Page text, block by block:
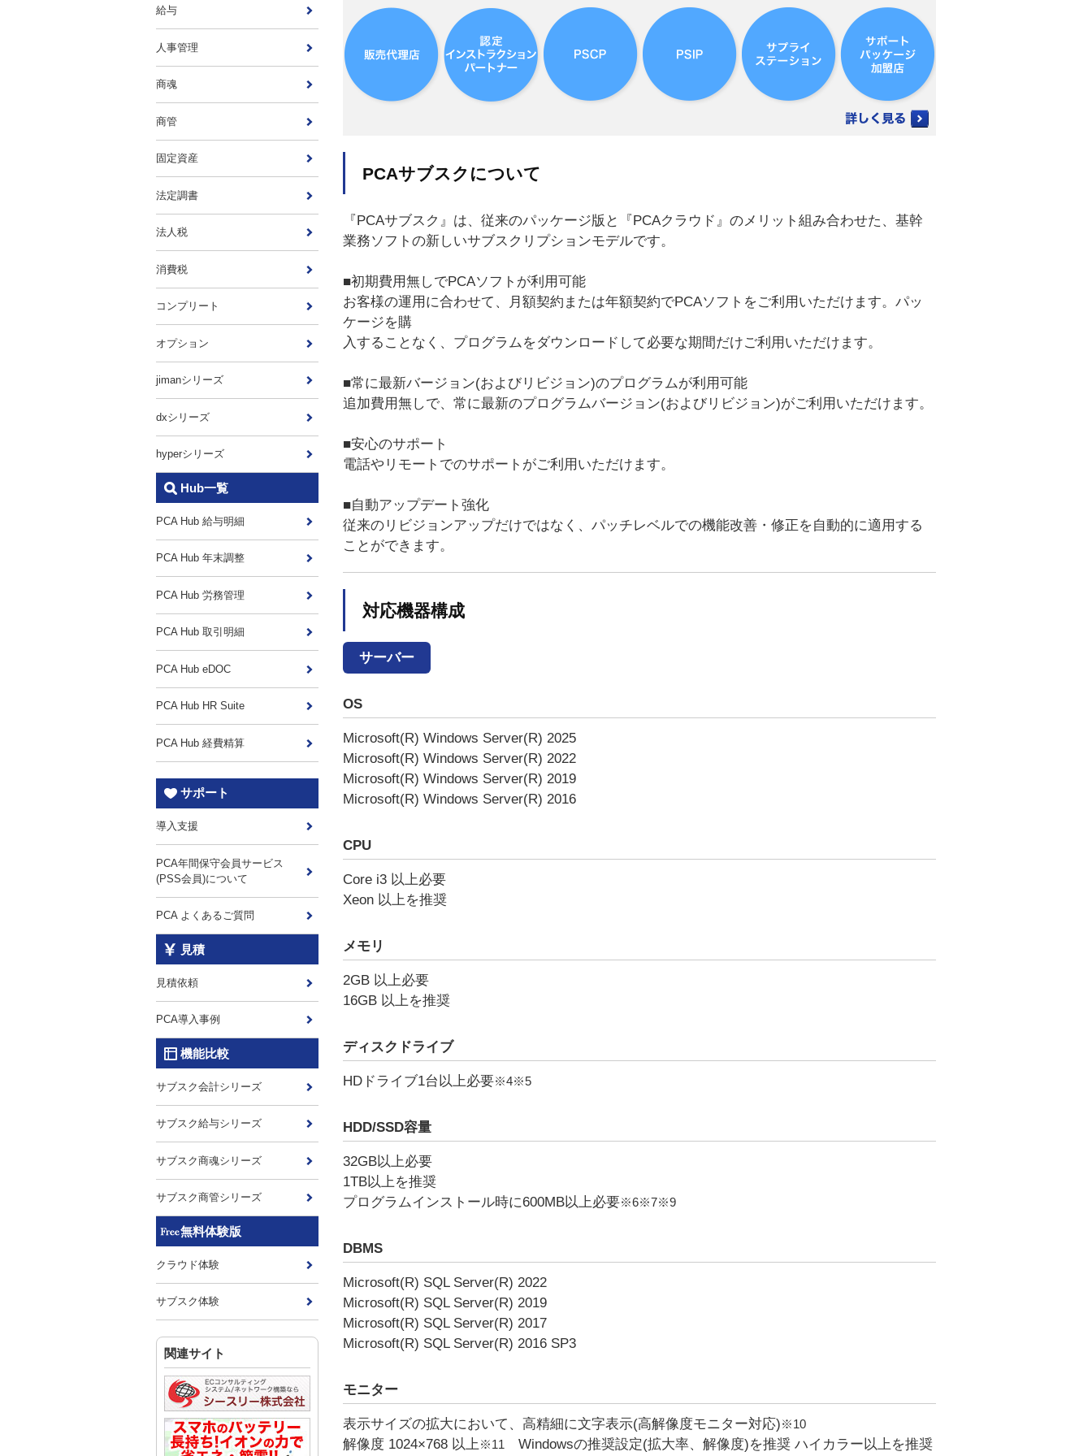
給与
人事管理
商魂
商管
固定資産
法定調書
法人税
消費税
コンプリート
オプション
jimanシリーズ
dxシリーズ
hyperシリーズ
Hub一覧
PCA Hub 給与明細
PCA Hub 年末調整
PCA Hub 労務管理
PCA Hub 取引明細
PCA Hub eDOC
PCA Hub HR Suite
PCA Hub 経費精算
サポート
導入支援
PCA年間保守会員サービス
(PSS会員)について
PCA よくあるご質問
見積
見積依頼
PCA導入事例
機能比較
サブスク会計シリーズ
サブスク給与シリーズ
サブスク商魂シリーズ
サブスク商管シリーズ
無料体験版
クラウド体験
サブスク体験
関連サイト
PCAサブスクについて
『PCAサブスク』は、従来のパッケージ版と『PCAクラウド』のメリット組み合わせた、基幹
業務ソフトの新しいサブスクリプションモデルです。
■初期費用無しでPCAソフトが利用可能
お客様の運用に合わせて、月額契約または年額契約でPCAソフトをご利用いただけます。パッ
ケージを購
入することなく、プログラムをダウンロードして必要な期間だけご利用いただけます。
■常に最新バージョン(およびリビジョン)のプログラムが利用可能
追加費用無しで、常に最新のプログラムバージョン(およびリビジョン)がご利用いただけます。
■安心のサポート
電話やリモートでのサポートがご利用いただけます。
■自動アップデート強化
従来のリビジョンアップだけではなく、パッチレベルでの機能改善・修正を自動的に適用する
ことができます。
対応機器構成
サーバー
OS
Microsoft(R) Windows Server(R) 2025
Microsoft(R) Windows Server(R) 2022
Microsoft(R) Windows Server(R) 2019
Microsoft(R) Windows Server(R) 2016
CPU
Core i3 以上必要
Xeon 以上を推奨
メモリ
2GB 以上必要
16GB 以上を推奨
ディスクドライブ
HDドライブ1台以上必要※4※5
HDD/SSD容量
32GB以上必要
1TB以上を推奨
プログラムインストール時に600MB以上必要※6※7※9
DBMS
Microsoft(R) SQL Server(R) 2022
Microsoft(R) SQL Server(R) 2019
Microsoft(R) SQL Server(R) 2017
Microsoft(R) SQL Server(R) 2016 SP3
モニター
表示サイズの拡大において、高精細に文字表示(高解像度モニター対応)※10
解像度 1024×768 以上※11 Windowsの推奨設定(拡大率、解像度)を推奨 ハイカラー以上を推奨